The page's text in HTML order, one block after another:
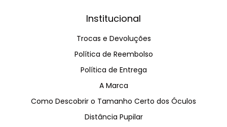
Institucional
Trocas e Devoluções
Política de Reembolso
Política de Entrega
A Marca
Como Descobrir o Tamanho Certo dos Óculos
Distância Pupilar